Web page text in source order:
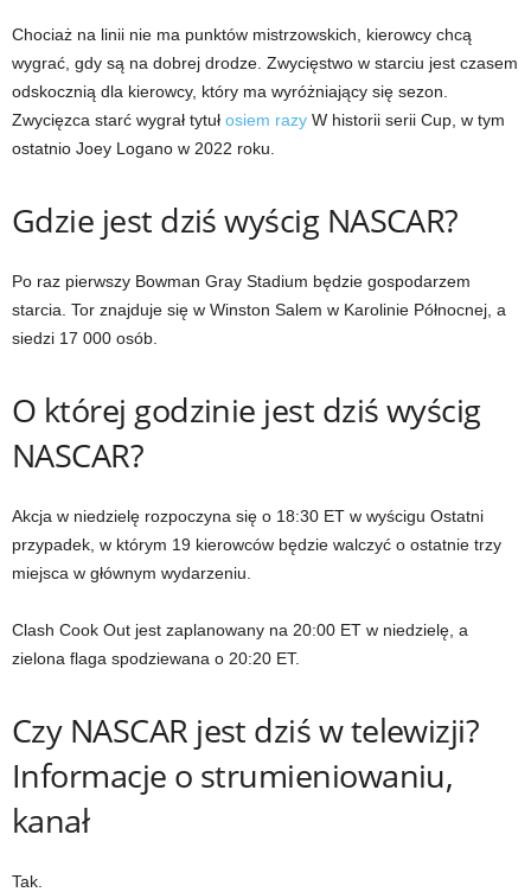
Chociaż na linii nie ma punktów mistrzowskich, kierowcy chcą
wygrać, gdy są na dobrej drodze. Zwycięstwo w starciu jest czasem
odskocznią dla kierowcy, który ma wyróżniający się sezon.
Zwycięzca starć wygrał tytuł osiem razy W historii serii Cup, w tym
ostatnio Joey Logano w 2022 roku.
Gdzie jest dziś wyścig NASCAR?
Po raz pierwszy Bowman Gray Stadium będzie gospodarzem
starcia. Tor znajduje się w Winston Salem w Karolinie Północnej, a
siedzi 17 000 osób.
O której godzinie jest dziś wyścig
NASCAR?
Akcja w niedzielę rozpoczyna się o 18:30 ET w wyścigu Ostatni
przypadek, w którym 19 kierowców będzie walczyć o ostatnie trzy
miejsca w głównym wydarzeniu.
Clash Cook Out jest zaplanowany na 20:00 ET w niedzielę, a
zielona flaga spodziewana o 20:20 ET.
Czy NASCAR jest dziś w telewizji?
Informacje o strumieniowaniu,
kanał
Tak.